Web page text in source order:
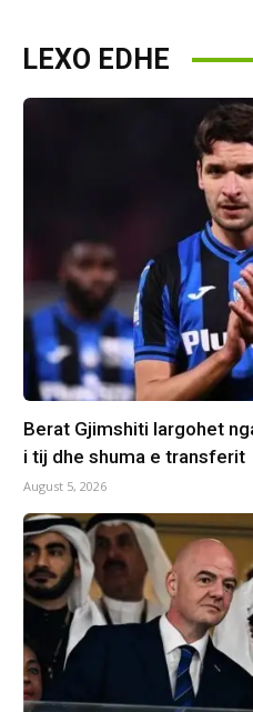
LEXO EDHE
Berat Gjimshiti largohet
i tij dhe shuma e transferit
August 5, 2026